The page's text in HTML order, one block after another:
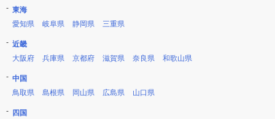
東海
愛知県
岐阜県 静岡県 三重県
近畿
大阪府
兵庫県 京都府 滋賀県 奈良県 和歌山県
中国
鳥取県
島根県 岡山県 広島県 山口県
四国